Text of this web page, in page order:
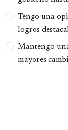
Tengo una
logros
Mantengo
mayores